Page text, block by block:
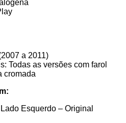
a 2011)
Todas as versões com farol
cromada
Esquerdo – Original